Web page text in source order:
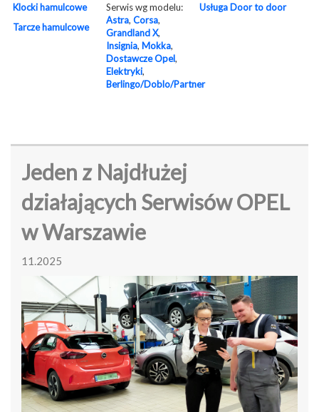
Klocki hamulcowe
Tarcze hamulcowe
Serwis wg modelu:
Astra, Corsa,
Grandland X,
Insignia, Mokka,
Dostawcze Opel,
Elektryki,
Berlingo/Doblo/Partner
Usługa Door to door
Jeden z Najdłużej
działających Serwisów OPEL
w Warszawie
11.2025